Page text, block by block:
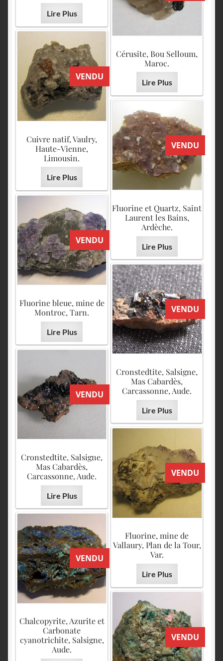
Lire Plus
Cérusite, Bou Selloum,
Maroc.
Lire Plus
VENDU
Cuivre natif, Vaulry,
Haute-Vienne,
Limousin.
Lire Plus
VENDU
Fluorine et Quartz, Saint
Laurent les Bains,
Ardèche.
Lire Plus
VENDU
Fluorine bleue, mine de
Montroc, Tarn.
Lire Plus
VENDU
Cronstedtite, Salsigne,
Mas Cabardès,
Carcassonne, Aude.
Lire Plus
VENDU
Cronstedtite, Salsigne,
Mas Cabardès,
Carcassonne, Aude.
Lire Plus
VENDU
Fluorine, mine de
Vallaury, Plan de la Tour,
Var.
Lire Plus
VENDU
Chalcopyrite, Azurite et
Carbonate
cyanotrichite, Salsigne,
Aude.
VENDU